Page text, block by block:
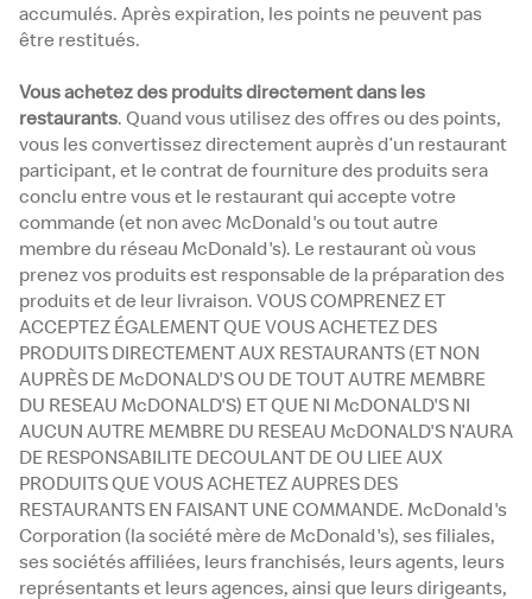
accumulés. Après expiration, les points ne peuvent pas
être restitués.
Vous achetez des produits directement dans les
restaurants. Quand vous utilisez des offres ou des points,
vous les convertissez directement auprès d’un restaurant
participant, et le contrat de fourniture des produits sera
conclu entre vous et le restaurant qui accepte votre
commande (et non avec McDonald's ou tout autre
membre du réseau McDonald's). Le restaurant où vous
prenez vos produits est responsable de la préparation des
produits et de leur livraison. VOUS COMPRENEZ ET
ACCEPTEZ ÉGALEMENT QUE VOUS ACHETEZ DES
PRODUITS DIRECTEMENT AUX RESTAURANTS (ET NON
AUPRÈS DE McDONALD'S OU DE TOUT AUTRE MEMBRE
DU RESEAU McDONALD'S) ET QUE NI McDONALD'S NI
AUCUN AUTRE MEMBRE DU RESEAU McDONALD'S N’AURA
DE RESPONSABILITE DECOULANT DE OU LIEE AUX
PRODUITS QUE VOUS ACHETEZ AUPRES DES
RESTAURANTS EN FAISANT UNE COMMANDE. McDonald's
Corporation (la société mère de McDonald's), ses filiales,
ses sociétés affiliées, leurs franchisés, leurs agents, leurs
représentants et leurs agences, ainsi que leurs dirigeants,